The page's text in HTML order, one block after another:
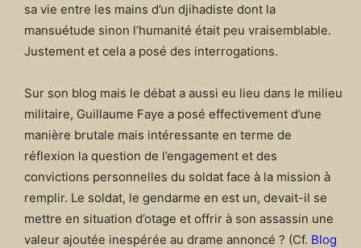
sa vie entre les mains d’un djihadiste dont la
mansuétude sinon l’humanité était peu vraisemblable.
Justement et cela a posé des interrogations.
Sur son blog mais le débat a aussi eu lieu dans le milieu
militaire, Guillaume Faye a posé effectivement d’une
manière brutale mais intéressante en terme de
réflexion la question de l’engagement et des
convictions personnelles du soldat face à la mission à
remplir. Le soldat, le gendarme en est un, devait-il se
mettre en situation d’otage et offrir à son assassin une
valeur ajoutée inespérée au drame annoncé ? (Cf. Blog